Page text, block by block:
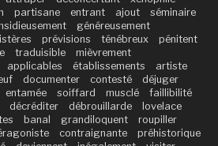
partisane entrant ajout
séminaire
généreusement
prévisions ténébreux
pénitent
traduisible
mièvrement
applicables établissements
artiste
documenter contesté
déjuger
entamée soiffard musclé
faillibilité
décréditer débrouillarde
lovelace
banal grandiloquent
roupiller
contraignante
préhistorique